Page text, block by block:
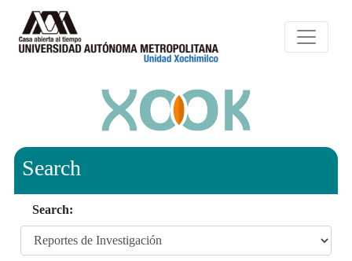
Search
Search: